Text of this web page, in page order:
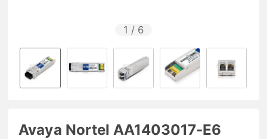
1 / 6
Avaya Nortel AA1403017-E6